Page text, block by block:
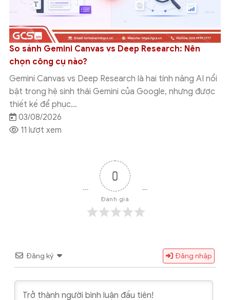
So sánh Gemini Canvas vs Deep Research: Nên
chọn công cụ nào?
Gemini Canvas vs Deep Research là hai tính năng AI nổi
bật trong hệ sinh thái Gemini của Google, nhưng được
thiết kế để phục...
03/08/2026
11 lượt xem
0
Đánh giá
Đăng ký Đăng nhập